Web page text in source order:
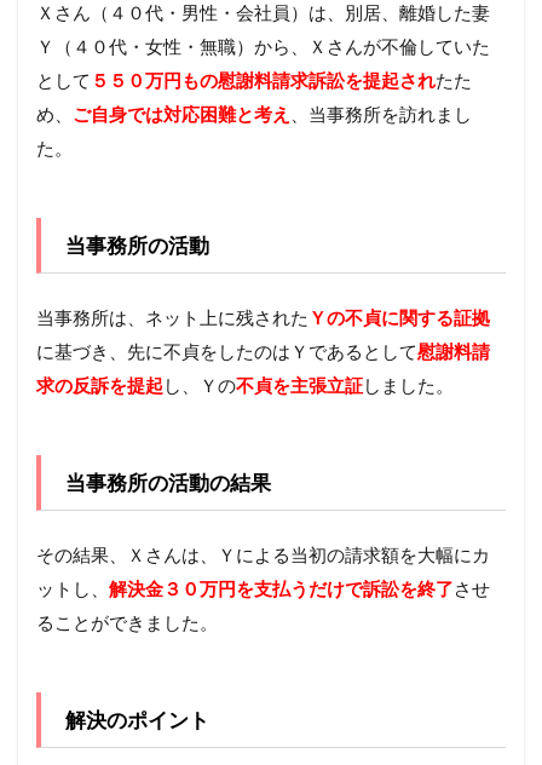
Ｘさん（４０代・男性・会社員）は、別居、離婚した妻
Ｙ（４０代・女性・無職）から、Ｘさんが不倫していた
として ５５０万円もの慰謝料請求訴訟を提起されたた
め、 ご自身では対応困難と考え
、当事務所を訪れまし
た。
当事務所の活動
当事務所は、ネット上に残された Ｙの不貞に関する証拠
に基づき、先に不貞をしたのはＹであるとして慰謝料請
求の反訴を提起 し、Ｙの不貞を主張立証しました。
当事務所の活動の結果
その結果、Ｘさんは、Ｙによる当初の請求額を大幅にカ
ットし、 解決金３０万円を支払うだけで訴訟を終了させ
ることができました。
解決のポイント